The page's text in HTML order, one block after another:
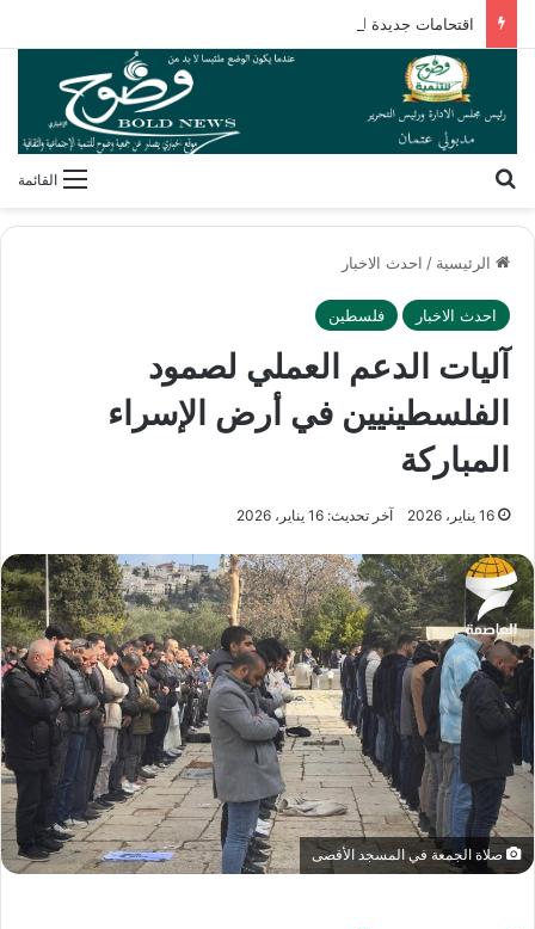
القائمة
الرئيسية / احدث الاخبار
احدث الاخبار فلسطين
آليات الدعم العملي لصمود
الفلسطينيين في أرض الإسراء
المباركة
16 يناير، 2026 آخر تحديث: 16 يناير، 2026
صلاة الجمعة في المسجد الأقصى